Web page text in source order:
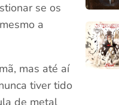
se os
a
mas até aí
tiver tido
de metal